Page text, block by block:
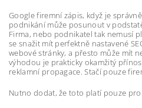
Google firemní zápis, když je
podnikání může posunout v
Firma, nebo podnikatel tak nemusí
se snažit mít perfektně nastavené
webové stránky, a přesto může mít
výhodou je prakticky okamžitý
reklamní propagace. Stačí pouze
Nutno dodat, že toto platí pouze pro